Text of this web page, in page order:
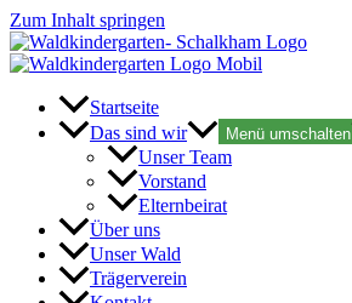
Zum Inhalt springen
Startseite
Das sind wir
Menü umschalten
Unser Team
Vorstand
Elternbeirat
Über uns
Unser Wald
Trägerverein